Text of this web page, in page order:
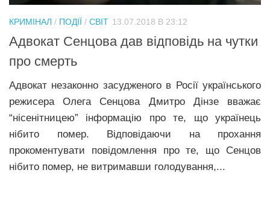
Схід
Прикарпаття
Економіка
Політика
Світ
Наука
Технології
КРИМІНАЛ / ПОДІЇ / СВІТ 13.07.2018 В 23:12
Адвокат Сенцова дав відповідь на чутки
про смерть
Адвокат незаконно засудженого в Росії українського
режисера Олега Сенцова Дмитро Дінзе вважає
“нісенітницею” інформацію про те, що українець
нібито помер. Відповідаючи на прохання
прокоментувати повідомлення про те, що Сенцов
нібито помер, не витримавши голодування,...